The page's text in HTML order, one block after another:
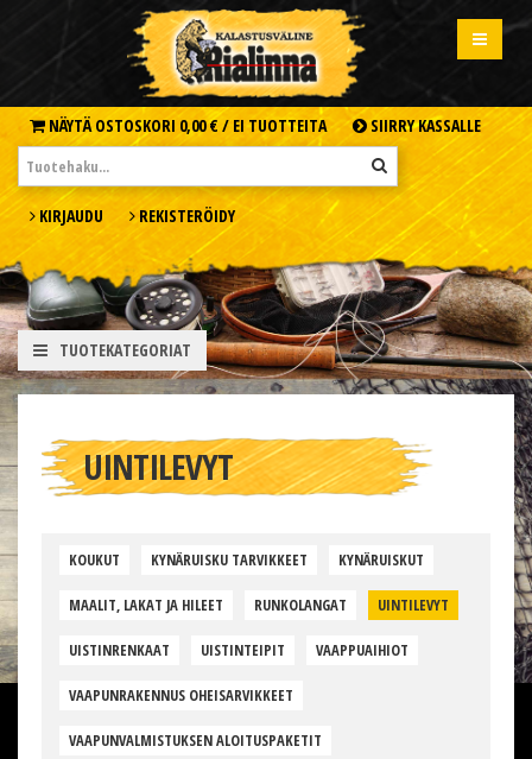
NÄYTÄ OSTOSKORI 0,00 € / EI TUOTTEITA SIIRRY KASSALLE
KIRJAUDU REKISTERÖIDY
TUOTEKATEGORIAT
UINTILEVYT
KOUKUT KYNÄRUISKU TARVIKKEET KYNÄRUISKUT
MAALIT, LAKAT JA HILEET RUNKOLANGAT UINTILEVYT
UISTINRENKAAT UISTINTEIPIT VAAPPUAIHIOT
VAAPUNRAKENNUS OHEISARVIKKEET
VAAPUNVALMISTUKSEN ALOITUSPAKETIT